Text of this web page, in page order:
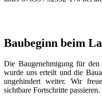
Baubeginn beim
Die Baugenehmigung für den
wurde uns erteilt und die
ungehindert weiter. Wir
sichtbare Fortschritte passieren.